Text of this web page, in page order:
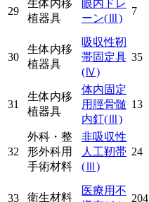
29
生体内移
植器具
眼内ドレ
ーン(Ⅲ)
7
30
生体内移
植器具
吸収性靭
帯固定具
(Ⅳ)
35
31
生体内移
植器具
体内固定
用脛骨髄
内釘(Ⅲ)
13
32
外科・整
形外科用
手術材料
非吸収性
人工靭帯
(Ⅲ)
24
33 衛生材料
医療用不
204